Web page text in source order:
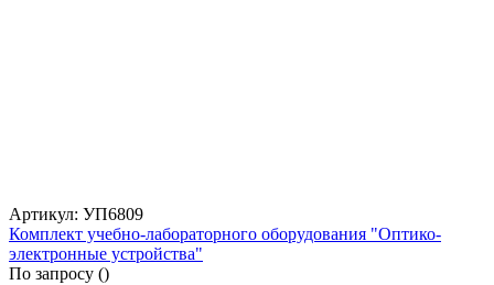
Артикул: УП6809
Комплект учебно-лабораторного оборудования "Оптико-
электронные устройства"
По запросу ()